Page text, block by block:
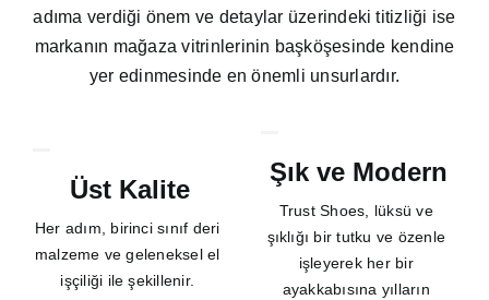
adıma verdiği önem ve detaylar üzerindeki titizliği ise
markanın mağaza vitrinlerinin başköşesinde kendine
yer edinmesinde en önemli unsurlardır.
Üst Kalite
Her adım, birinci sınıf deri
malzeme ve geleneksel el
işçiliği ile şekillenir.
Şık ve Modern
Trust Shoes, lüksü ve
şıklığı bir tutku ve özenle
işleyerek her bir
ayakkabısına yılların